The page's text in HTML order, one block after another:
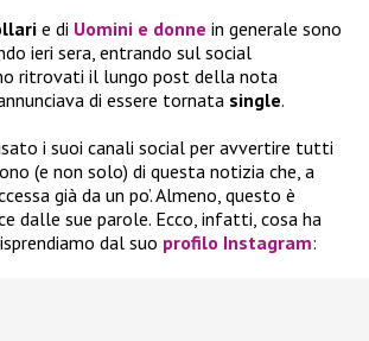
e di Uomini e donne in generale sono
ieri sera, entrando sul social
ritrovati il lungo post della nota
di essere tornata single.
i suoi canali social per avvertire tutti
(e non solo) di questa notizia che, a
già da un po’. Almeno, questo è
dalle sue parole. Ecco, infatti, cosa ha
dal suo profilo Instagram: